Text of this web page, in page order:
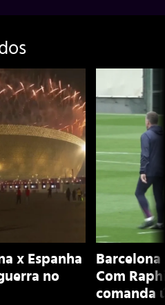
x Espanha
no
Com
comanda